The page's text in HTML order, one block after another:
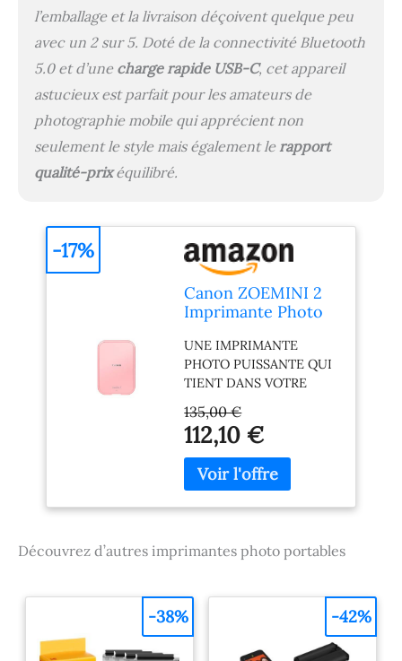
C, votre imprimante sans
encre aura suffisamment
d'énergie pour répondre
à tous vos besoins en
matière d'impression.
KIT TOUT-EN-UN : optez
pour un kit d'impression
avec 30 feuilles de papier
photo ZINK et 20
d'expression créative.
l’emballage et la livraison déçoivent quelque peu
avec un 2 sur 5. Doté de la connectivité Bluetooth
5.0 et d’une charge rapide USB-C, cet appareil
astucieux est parfait pour les amateurs de
photographie mobile qui apprécient non
seulement le style mais également le rapport
qualité-prixéquilibré.
Canon ZOEMINI 2
Imprimante Photo
Thermique
Bluetooth
UNE IMPRIMANTE
PHOTO PUISSANTE QUI
TIENT DANS VOTRE
POCHE : libérez tout le
potentiel de l'impression
portable avec cette mini
imprimante portable au
design si compact qu'elle
tient dans votre poche.
Transformez
n'importe quel moment
prêt à être admiré
partout où la vie vous
emmène. UNE
135,00 €
112,10 €
-17%
Découvrez d’autres imprimantes photo portables
-38% -42%